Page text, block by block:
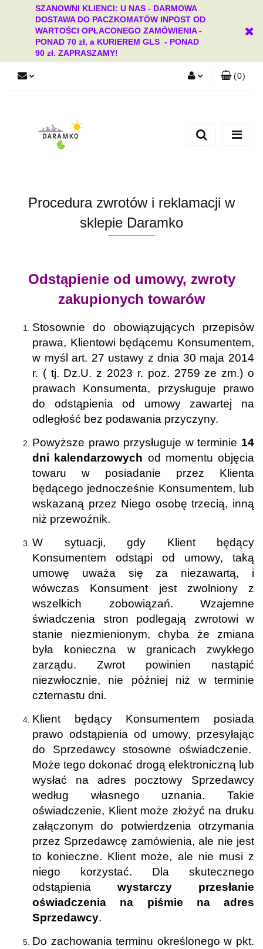
SZANOWNI KLIENCI: U NAS - DARMOWA
DOSTAWA DO PACZKOMATÓW INPOST OD
WARTOŚCI OPŁACONEGO ZAMÓWIENIA -
PONAD 70 zł, a KURIEREM GLS - PONAD
90 zł. ZAPRASZAMY!
Dodaj zgłoszenie
(0)
Procedura zwrotów i reklamacji w
sklepie Daramko
Odstąpienie od umowy, zwroty
zakupionych towarów
Stosownie do obowiązujących przepisów
prawa, Klientowi będącemu Konsumentem,
w myśl art. 27 ustawy z dnia 30 maja 2014
r. ( tj. Dz.U. z 2023 r. poz. 2759 ze zm.)o
prawach Konsumenta, przysługuje prawo
do odstąpienia od umowy zawartej na
odległość bez podawania przyczyny.
Powyższe prawo przysługuje w terminie 14
dni kalendarzowych od momentu objęcia
towaru w posiadanie przez Klienta
będącego jednocześnie Konsumentem, lub
wskazaną przez Niego osobę trzecią, inną
niż przewoźnik.
W sytuacji, gdy Klient będący
Konsumentem odstąpi od umowy, taką
umowę uważa się za niezawartą, i
wówczas Konsument jest zwolniony z
wszelkich zobowiązań. Wzajemne
świadczenia stron podlegają zwrotowi w
stanie niezmienionym, chyba że zmiana
była konieczna w granicach zwykłego
zarządu. Zwrot powinien nastąpić
niezwłocznie, nie później niż w terminie
czternastu dni.
Klient będący Konsumentem posiada
prawo odstąpienia od umowy, przesyłając
do Sprzedawcy stosowne oświadczenie.
Może tego dokonać drogą elektroniczną lub
wysłać na adres pocztowy Sprzedawcy
według własnego uznania. Takie
oświadczenie, Klient może złożyć na druku
załączonym do potwierdzenia otrzymania
przez Sprzedawcę zamówienia, ale nie jest
to konieczne. Klient może, ale nie musi z
niego korzystać. Dla skutecznego
odstąpienia wystarczy przesłanie
oświadczenia na piśmie na adres
Sprzedawcy.
Do zachowania terminu określonego w pkt.